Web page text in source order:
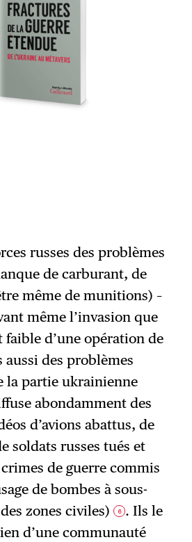
russes des problèmes
de carburant, de
même de munitions) –
même l’invasion que
d’une opération de
aussi des problèmes
la partie ukrainienne
abondamment des
d’avions abattus, de
soldats russes tués et
de guerre commis
de bombes à sous-
zones civiles) 6 . Ils le
d’une communauté